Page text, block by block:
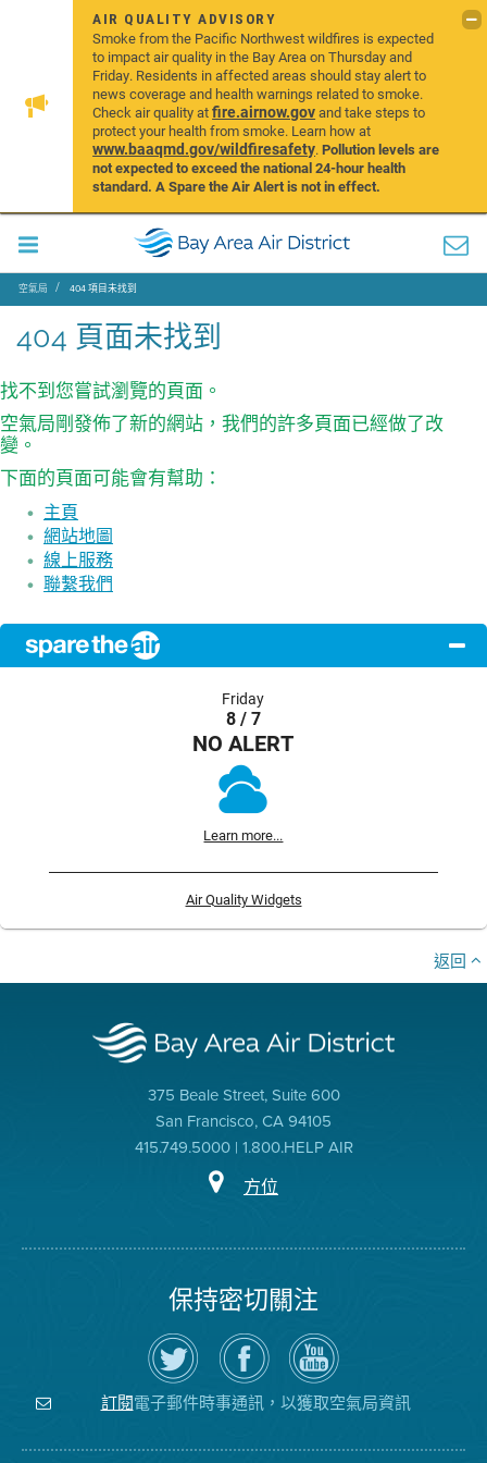
AIR QUALITY ADVISORY
Smoke from the Pacific Northwest wildfires is expected
to impact air quality in the Bay Area on Thursday and
Friday. Residents in affected areas should stay alert to
news coverage and health warnings related to smoke.
Check air quality atfire.airnow.govand take steps to
protect your health from smoke. Learn how at
www.baaqmd.gov/wildfiresafety.Pollution levels are
not expected to exceed the national 24-hour health
standard. A Spare the Air Alert is not in effect.
空氣局 404 項目未找到
404 頁面未找到
找不到您嘗試瀏覽的頁面。
空氣局剛發佈了新的網站，我們的許多頁面已經做了改
變。
下面的頁面可能會有幫助：
主頁
網站地圖
線上服務
聯繫我們
Friday
8 / 7
NO ALERT
Learn more...
Air Quality Widgets
返回
375 Beale Street, Suite 600
San Francisco, CA 94105
415.749.5000 | 1.800.HELP AIR
方位
保持密切關注
在
Twitter
上
關
注
空
瀏
覽
氣
局
的
空
氣
局
YouTube
頻
道
訂閱電子郵件時事通訊，以獲取空氣局資訊